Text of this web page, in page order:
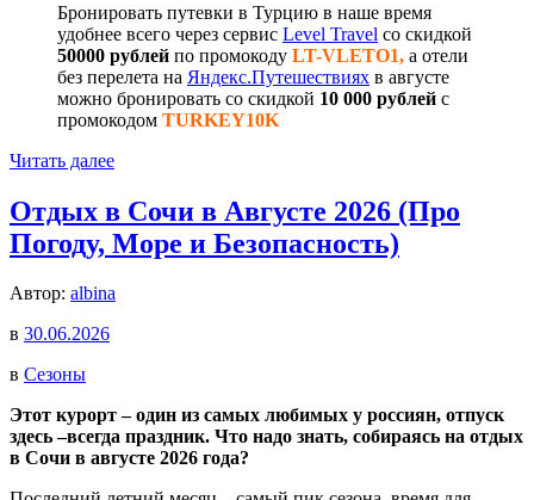
Бронировать путевки в Турцию в наше время
удобнее всего через сервис Level Travel со скидкой
50000 рублей по промокоду LT-VLETO1, а отели
без перелета на Яндекс.Путешествиях в августе
можно бронировать со скидкой 10 000 рублей с
промокодом TURKEY10K
Читать далее
Отдых в Сочи в Августе 2026 (Про
Погоду, Море и Безопасность)
Автор: albina
в 30.06.2026
в Сезоны
Этот курорт – один из самых любимых у россиян, отпуск
здесь –всегда праздник. Что надо знать, собираясь на отдых
в Сочи в августе 2026 года?